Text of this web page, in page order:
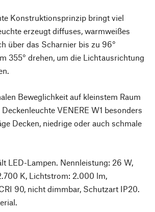
Konstruktionsprinzip bringt viel
erzeugt diffuses, warmweißes
über das Scharnier bis zu 96°
355° drehen, um die Lichtausrichtung
Beweglichkeit auf kleinstem Raum
VENERE W1 besonders
Decken, niedrige oder auch schmale
LED-Lampen. Nennleistung: 26 W,
K, Lichtstrom: 2.000 lm,
90, nicht dimmbar, Schutzart IP20.